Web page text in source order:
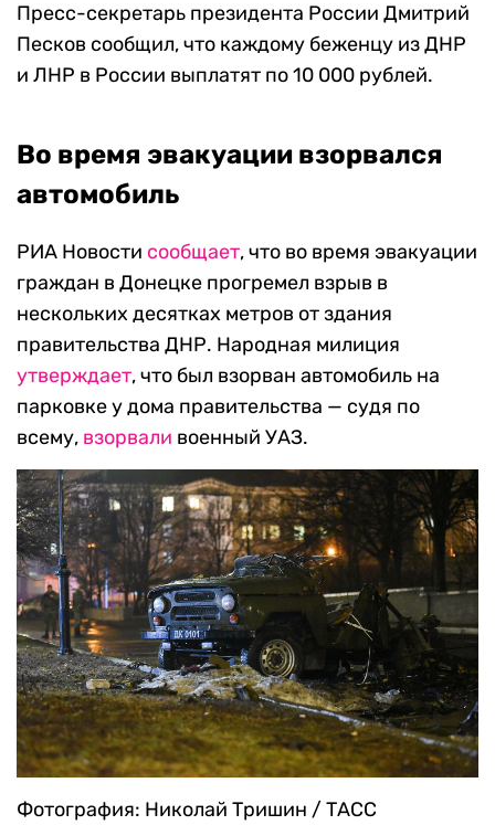
Пресс-секретарь президента России Дмитрий
Песков сообщил, что каждому беженцу из ДНР
и ЛНР в России выплатят по 10 000 рублей.
Во время эвакуации взорвался
автомобиль
РИА Новости сообщает, что во время эвакуации
граждан в Донецке прогремел взрыв в
нескольких десятках метров от здания
правительства ДНР. Народная милиция
утверждает, что был взорван автомобиль на
парковке у дома правительства — судя по
всему, взорвали военный УАЗ.
Фотография: Николай Тришин / ТАСС